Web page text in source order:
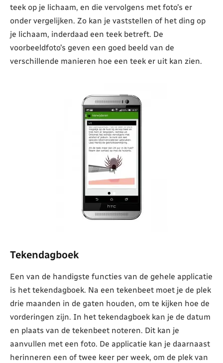
teek op je lichaam, en die vervolgens met foto’s er
onder vergelijken. Zo kan je vaststellen of het ding op
je lichaam, inderdaad een teek betreft. De
voorbeeldfoto’s geven een goed beeld van de
verschillende manieren hoe een teek er uit kan zien.
Tekendagboek
Een van de handigste functies van de gehele applicatie
is het tekendagboek. Na een tekenbeet moet je de plek
drie maanden in de gaten houden, om te kijken hoe de
vorderingen zijn. In het tekendagboek kan je de datum
en plaats van de tekenbeet noteren. Dit kan je
aanvullen met een foto. De applicatie kan je daarnaast
herinneren een of twee keer per week, om de plek van